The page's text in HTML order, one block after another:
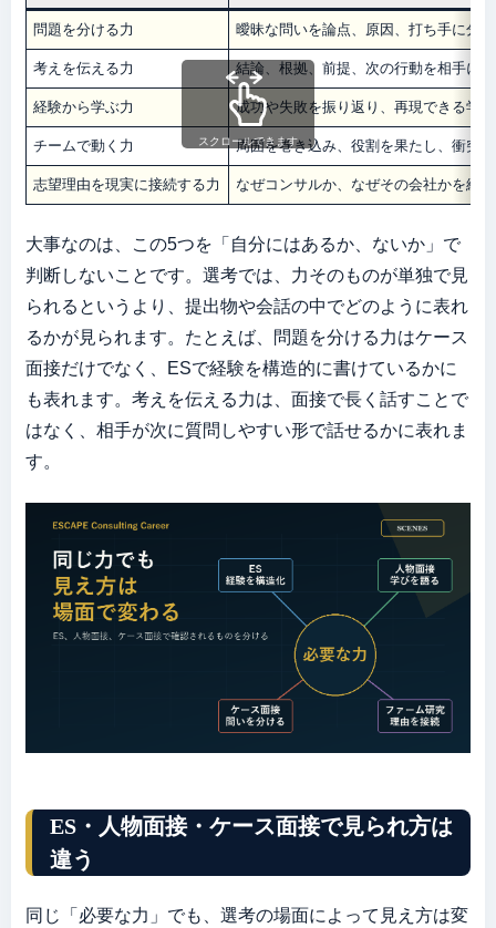
問題を分ける力 曖昧な問いを論点、原因、打ち手に分
考えを伝える力 結論、根拠、前提、次の行動を相手に
経験から学ぶ力 成功や失敗を振り返り、再現できる学
チームで動く力 周囲を巻き込み、役割を果たし、衝突
志望理由を現実に接続する力 なぜコンサルか、なぜその会社かを経
スクロールできます
大事なのは、この5つを「自分にはあるか、ないか」で
判断しないことです。選考では、力そのものが単独で見
られるというより、提出物や会話の中でどのように表れ
るかが見られます。たとえば、問題を分ける力はケース
面接だけでなく、ESで経験を構造的に書けているかに
も表れます。考えを伝える力は、面接で長く話すことで
はなく、相手が次に質問しやすい形で話せるかに表れま
す。
ES・人物面接・ケース面接で見られ方は
違う
同じ「必要な力」でも、選考の場面によって見え方は変